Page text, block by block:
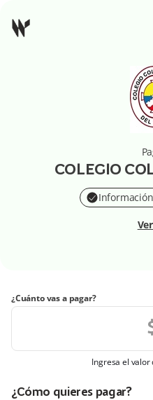
COLEGIO
¿Cuánto vas a pagar?
Ingresa el
¿Cómo quieres pagar?